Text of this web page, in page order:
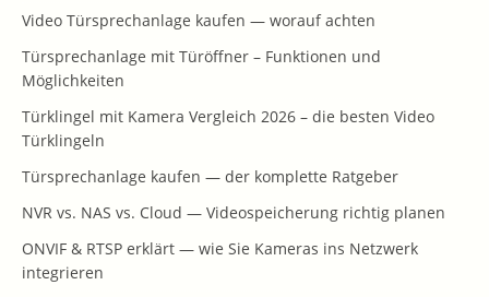
Video Türsprechanlage kaufen — worauf achten
Türsprechanlage mit Türöffner – Funktionen und
Möglichkeiten
Türklingel mit Kamera Vergleich 2026 – die besten Video
Türklingeln
Türsprechanlage kaufen — der komplette Ratgeber
NVR vs. NAS vs. Cloud — Videospeicherung richtig planen
ONVIF & RTSP erklärt — wie Sie Kameras ins Netzwerk
integrieren